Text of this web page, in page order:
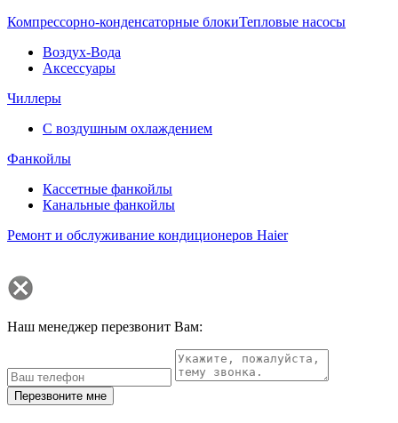
Компрессорно-конденсаторные блокиТепловые насосы
Воздух-Вода
Аксессуары
Чиллеры
С воздушным охлаждением
Фанкойлы
Кассетные фанкойлы
Канальные фанкойлы
Ремонт и обслуживание кондиционеров Haier
Наш менеджер перезвонит Вам:
Перезвоните мне